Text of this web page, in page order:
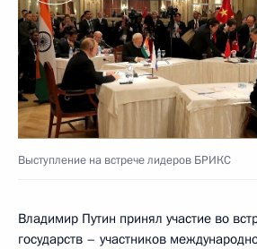
Выступление на встрече лидеров БРИКС
Владимир Путин принял участие во
государств – участников